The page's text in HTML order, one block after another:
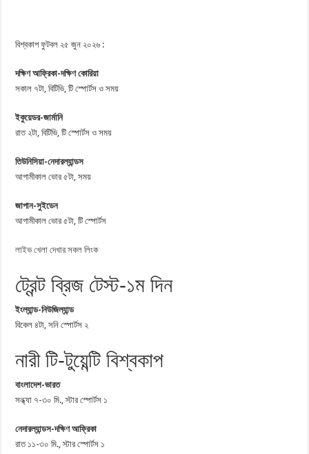
বিশ্বকাপ ফুটবল ২৫ জুন ২০২৬ :
দক্ষিণ আফ্রিকা-দক্ষিণ কোরিয়া
সকাল ৭টা, বিটিভি, টি স্পোর্টস ও সময়
ইকুয়েডর-জার্মানি
রাত ২টা, বিটিভি, টি স্পোর্টস ও সময়
তিউনিসিয়া-নেদারল্যান্ডস
আগামীকাল ভোর ৫টা, সময়
জাপান-সুইডেন
আগামীকাল ভোর ৫টা, টি স্পোর্টস
লাইভ খেলা দেখার সকল লিংক
ট্রেন্ট ব্রিজ টেস্ট-১ম দিন
ইংল্যান্ড-নিউজিল্যান্ড
বিকেল ৪টা, সনি স্পোর্টস ২
নারী টি-টুয়েন্টি বিশ্বকাপ
বাংলাদেশ-ভারত
সন্ধ্যা ৭-৩০ মি., স্টার স্পোর্টস ১
নেদারল্যান্ডস-দক্ষিণ আফ্রিকা
রাত ১১-৩০ মি., স্টার স্পোর্টস ১